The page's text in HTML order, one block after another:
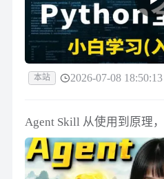
本站 2026-07-08 18:50:13
Agent Skill 从使用到原理